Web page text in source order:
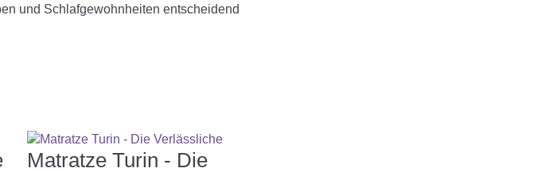
und Schlafgewohnheiten entscheidend
Matratze Turin - Die